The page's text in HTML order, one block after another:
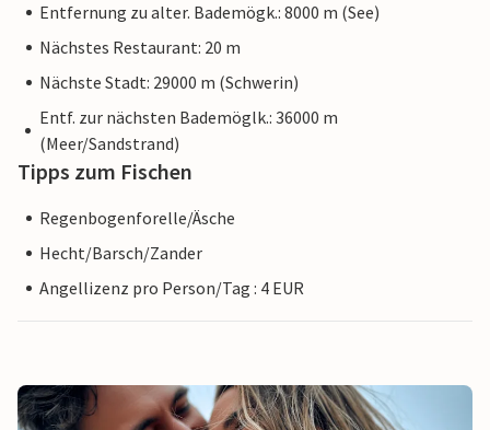
Entfernung zu alter. Bademögk.: 8000 m (See)
Nächstes Restaurant: 20 m
Nächste Stadt: 29000 m (Schwerin)
Entf. zur nächsten Bademöglk.: 36000 m
(Meer/Sandstrand)
Tipps zum Fischen
Regenbogenforelle/Äsche
Hecht/Barsch/Zander
Angellizenz pro Person/Tag : 4 EUR